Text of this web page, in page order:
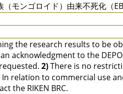
モンゴロイド）由来不死化（
the research results to be
an acknowledgment to the
2)There is no
In relation to commercial use
the RIKEN BRC.